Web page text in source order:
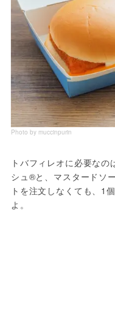
Photo by muccinpurin
トバフィレオに必要な
シュ®と、マスタードソ
トを注文しなくても、1
よ。